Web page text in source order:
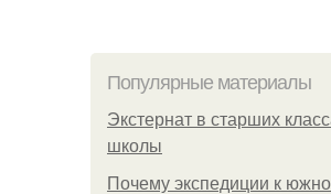
Популярные материалы
Экстернат в старших
школы
Почему экспедиции к